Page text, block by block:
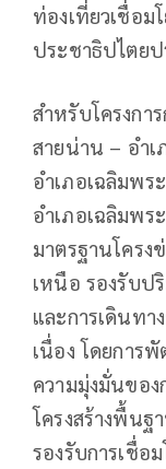
ท่องเที่ยวเชื่อม
ประชาธิปไตย
สำหรับโครงกา
สายน่าน – อำ
อำเภอเฉลิมพร
อำเภอเฉลิมพร
มาตรฐานโครง
เหนือ รองรับป
และการเดินท
เนื่อง โดยการ
ความมุ่งมั่นของ
โครงสร้างพื้น
รองรับการเชื่อ